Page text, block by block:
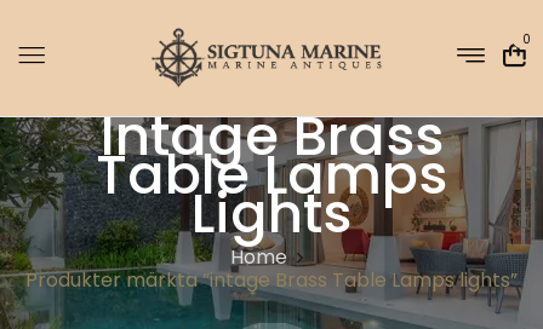
0
Intage Brass
Table Lamps
Lights
Home
Produkter märkta ”intage Brass Table Lamps lights”